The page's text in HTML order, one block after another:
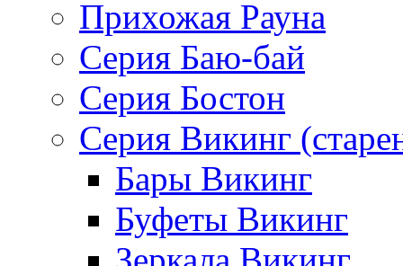
Прихожая Рауна
Серия Баю-бай
Серия Бостон
Серия Викинг
Бары Викинг
Буфеты Викинг